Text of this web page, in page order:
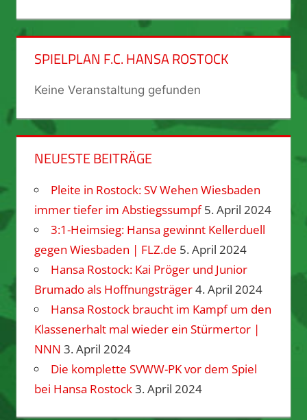
SPIELPLAN F.C. HANSA ROSTOCK
Keine Veranstaltung gefunden
NEUESTE BEITRÄGE
Pleite in Rostock: SV Wehen Wiesbaden
immer tiefer im Abstiegssumpf 5. April 2024
3:1-Heimsieg: Hansa gewinnt Kellerduell
gegen Wiesbaden | FLZ.de 5. April 2024
Hansa Rostock: Kai Pröger und Junior
Brumado als Hoffnungsträger4. April 2024
Hansa Rostock braucht im Kampf um den
Klassenerhalt mal wieder ein Stürmertor |
NNN 3. April 2024
Die komplette SVWW-PK vor dem Spiel
bei Hansa Rostock3. April 2024